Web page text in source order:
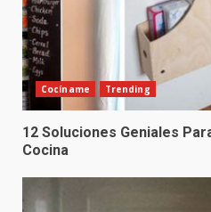
Cocíname Trending
12 Soluciones Geniales
Cocina